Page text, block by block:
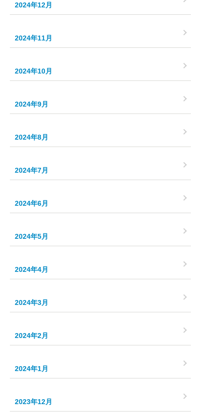
2024年12月
2024年11月
2024年10月
2024年9月
2024年8月
2024年7月
2024年6月
2024年5月
2024年4月
2024年3月
2024年2月
2024年1月
2023年12月